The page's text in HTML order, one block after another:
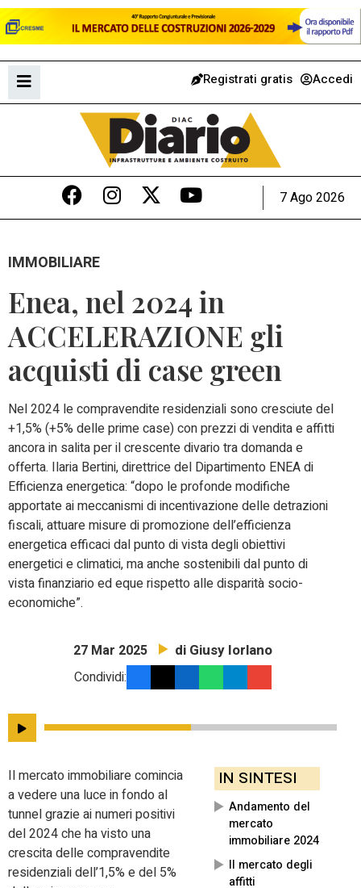
Registrati gratis Accedi
7 Ago 2026
IMMOBILIARE
Enea, nel 2024 in
ACCELERAZIONE gli
acquisti di case green
Nel 2024 le compravendite residenziali sono cresciute del
+1,5% (+5% delle prime case) con prezzi di vendita e affitti
ancora in salita per il crescente divario tra domanda e
offerta. Ilaria Bertini, direttrice del Dipartimento ENEA di
Efficienza energetica: “dopo le profonde modifiche
apportate ai meccanismi di incentivazione delle detrazioni
fiscali, attuare misure di promozione dell’efficienza
energetica efficaci dal punto di vista degli obiettivi
energetici e climatici, ma anche sostenibili dal punto di
vista finanziario ed eque rispetto alle disparità socio-
economiche”.
27 Mar 2025 di Giusy Iorlano
Condividi:
IN SINTESI
Andamento del
mercato
immobiliare 2024
Il mercato degli
affitti
Il mercato immobiliare comincia
a vedere una luce in fondo al
tunnel grazie ai numeri positivi
del 2024 che ha visto una
crescita delle compravendite
residenziali dell’1,5% e del 5%